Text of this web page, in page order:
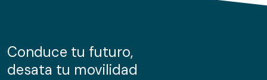
información sobre el uso que haga del sitio web con
nuestros partners de redes sociales, publicidad y análisis
Conduce tu futuro,
desata tu movilidad